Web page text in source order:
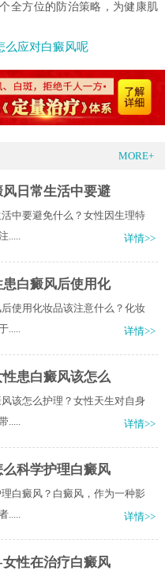
全方位的防治策略，为健康肌
么应对白癜风呢
MORE+
日常生活中要避
中要避免什么？女性因生理特
.....
详情>>
白癜风后使用化
使用化妆品该注意什么？化妆
.....
详情>>
患白癜风该怎么
该怎么护理？女性天生对自身
.....
详情>>
科学护理白癜风
白癜风？白癜风，作为一种影
详情>>
性在治疗白癜风